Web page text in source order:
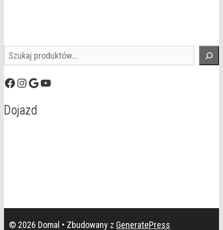
Szukaj
Facebook
Instagram
GoogleYouTube
Dojazd
© 2026 Domal • Zbudowany z GeneratePress